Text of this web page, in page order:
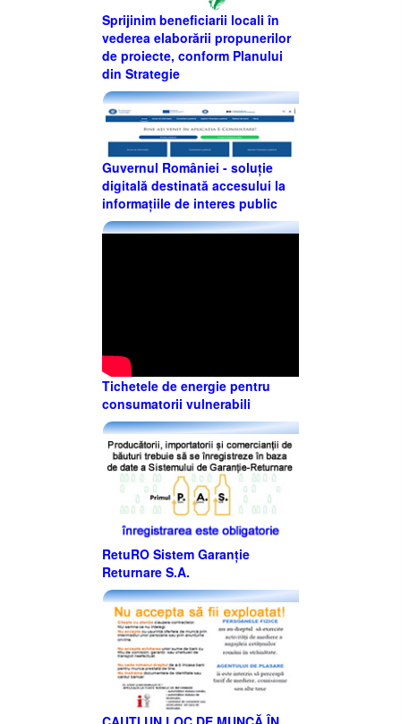
Sprijinim beneficiarii locali în
vederea elaborării propunerilor
de proiecte, conform Planului
din Strategie
Guvernul României - soluție
digitală destinată accesului la
informațiile de interes public
Tichetele de energie pentru
consumatorii vulnerabili
RetuRO Sistem Garanție
Returnare S.A.